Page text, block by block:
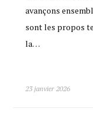
avançons
sont les propos
la…
23 janvier 2026